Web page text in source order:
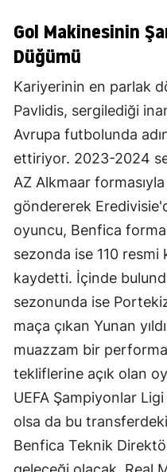
Gol Makinesinin
Düğümü
Kariyerinin en parlak
Pavlidis, sergilediği
Avrupa futbolunda
ettiriyor. 2023-2024
AZ Alkmaar
göndererek
oyuncu, Benfica
sezonda ise 110 resmi
kaydetti. İçinde
sezonunda ise
maça çıkan Yunan
muazzam bir
tekliflerine açık olan
UEFA Şampiyonlar
olsa da bu transferdeki
Benfica Teknik